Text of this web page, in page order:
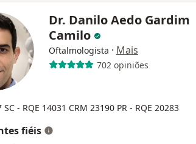
Dr. Danilo Aedo Gardim
Camilo
Oftalmologista · Mais
702 opiniões
SC - RQE 14031 CRM 23190 PR - RQE 20283
fiéis